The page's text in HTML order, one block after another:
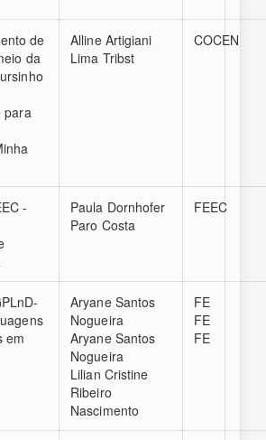
de
da
para
Alline Artigiani
Lima Tribst
COCEN
-
Paula Dornhofer
Paro Costa
FEEC
em
Aryane Santos
Nogueira
Aryane Santos
Nogueira
Lilian Cristine
Ribeiro
Nascimento
FE
FE
FE